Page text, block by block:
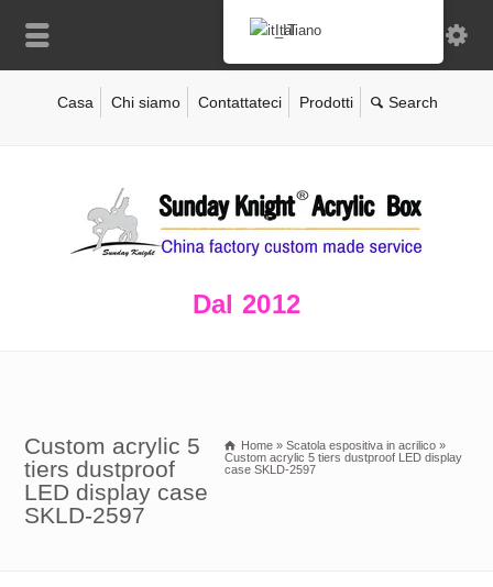
Casa Chi siamo Contattateci Prodotti
Dal 2012
Custom acrylic 5
tiers dustproof
LED display case
SKLD-2597
Home » Scatola espositiva in acrilico »
Custom acrylic 5 tiers dustproof LED display
case SKLD-2597
Italiano